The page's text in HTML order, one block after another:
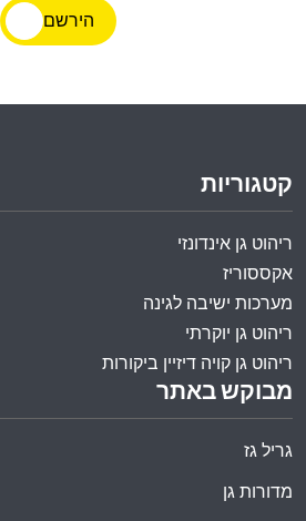
הירשם
מבוקש באתר
גריל גז
מדורות גן
קטגוריות
ריהוט גן אינדונזי
אקססוריז
מערכות ישיבה לגינה
ריהוט גן יוקרתי
ריהוט גן קויה דיזיין ביקורות